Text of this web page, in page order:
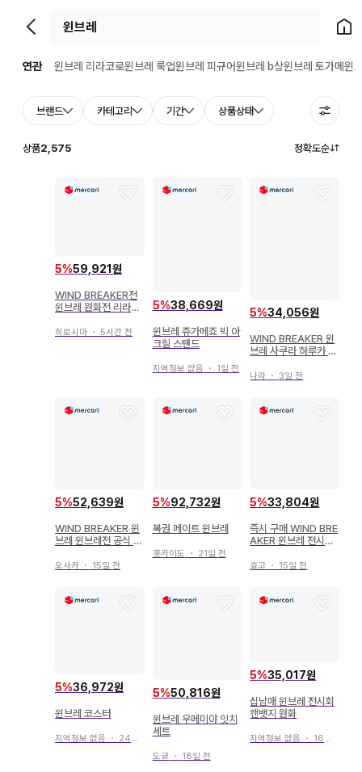
뒤로가기 홈으
연관 윈브레 리라코로윈브레 룩업윈브레 피규어윈브레 b상윈브레 토가메 윈
브랜드 카테고리 기간 상품상태
상품2,575 정확도순
5%59,921원
WIND BREAKER전
윈브레 원화전 리라코
히로시마 ・ 5시간 전
5%38,669원
윈브레 쥬가메죠 빅 아
크릴 스탠드
지역정보 없음 ・ 1일 전
5%34,056원
WIND BREAKER 윈
브레 사쿠라 하루카 아
나라 ・ 3일 전
5%52,639원
WIND BREAKER 윈
브레 윈브레전 공식 도
오사카 ・ 15일 전
5%92,732원
복권 메이트 윈브레
홋카이도 ・ 21일 전
5%33,804원
즉시 구매 WIND BRE
AKER 윈브레 전시회
효고 ・ 15일 전
5%36,972원
윈브레 코스터
지역정보 없음 ・ 24일 전
5%50,816원
윈브레 우메미야 잇치
세트
도쿄 ・ 18일 전
5%35,017원
십남매 윈브레 전시회
캔뱃지 원화
지역정보 없음 ・ 16일 전